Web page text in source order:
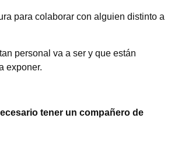
para colaborar con alguien distinto a
personal va a ser y que están
exponer.
tener un compañero de